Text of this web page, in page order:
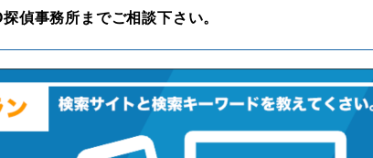
偵事務所までご相談下さい。